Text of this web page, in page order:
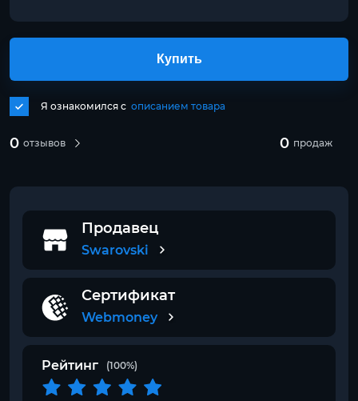
0 отзывов 0 продаж
Я ознакомился с описанием товара
Купить
Продавец
Swarovski
Сертификат
Webmoney
Рейтинг (100%)